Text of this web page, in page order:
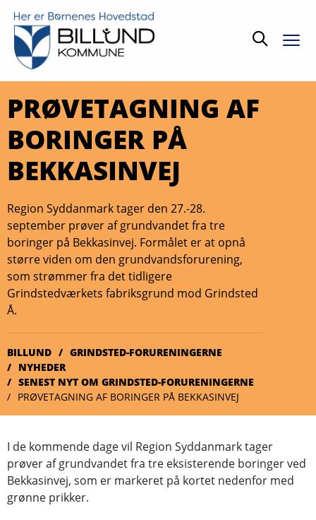
Søg
PRØVETAGNING AF
BORINGER PÅ
BEKKASINVEJ
Region Syddanmark tager den 27.-28.
september prøver af grundvandet fra tre
boringer på Bekkasinvej. Formålet er at opnå
større viden om den grundvandsforurening,
som strømmer fra det tidligere
Grindstedværkets fabriksgrund mod Grindsted
Å.
BILLUND
GRINDSTED-FORURENINGERNE
NYHEDER
SENEST NYT OM GRINDSTED-FORURENINGERNE
PRØVETAGNING AF BORINGER PÅ BEKKASINVEJ
I de kommende dage vil Region Syddanmark tager
prøver af grundvandet fra tre eksisterende boringer ved
Bekkasinvej, som er markeret på kortet nedenfor med
grønne prikker.